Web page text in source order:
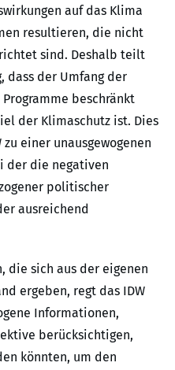
auf das Klima
resultieren, die nicht
sind. Deshalb teilt
dass der Umfang der
beschränkt
der Klimaschutz ist. Dies
einer unausgewogenen
der die negativen
politischer
ausreichend
die sich aus der eigenen
ergeben, regt das IDW
Informationen,
berücksichtigen,
könnten, um den